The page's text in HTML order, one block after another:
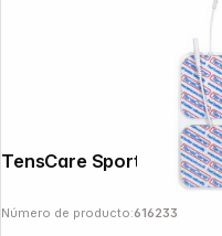
Número de producto:616233